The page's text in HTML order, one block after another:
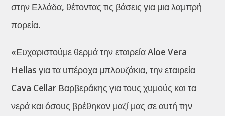
στην Ελλάδα, θέτοντας τις βάσεις για μια λαμπρή
πορεία.
«Ευχαριστούμε θερμά την εταιρεία Aloe Vera
Hellas για τα υπέροχα μπλουζάκια, την εταιρεία
Cava Cellar Βαρβεράκης για τους χυμούς και τα
νερά και όσους βρέθηκαν μαζί μας σε αυτή την